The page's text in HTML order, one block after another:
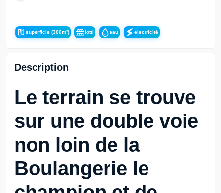
superficie (300m²) lotti eau electricité
Description
Le terrain se trouve
sur une double voie
non loin de la
Boulangerie le